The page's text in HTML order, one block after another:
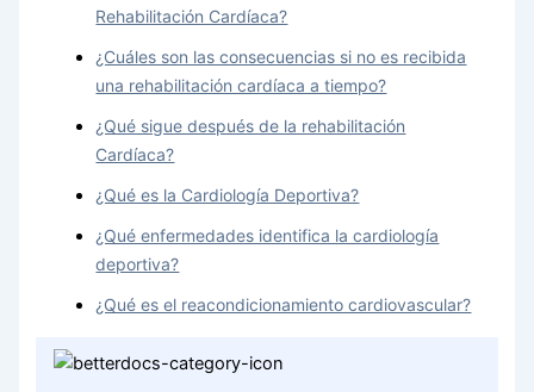
Rehabilitación Cardíaca?
¿Cuáles son las consecuencias si no es recibida
una rehabilitación cardíaca a tiempo?
¿Qué sigue después de la rehabilitación
Cardíaca?
¿Qué es la Cardiología Deportiva?
¿Qué enfermedades identifica la cardiología
deportiva?
¿Qué es el reacondicionamiento cardiovascular?